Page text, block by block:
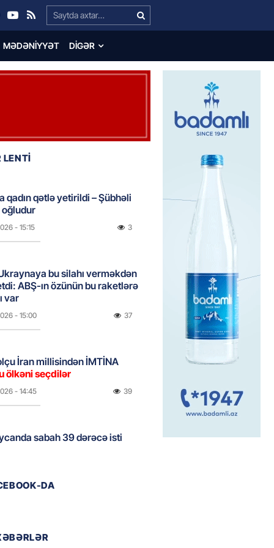
Search…
MƏDƏNIYYƏT DIGƏR
qadın qətlə yetirildi – Şübhəli
oğludur
- 15:15 3
bu silahı verməkdən
ABŞ-ın özünün bu raketlərə
var
- 15:00 37
İran millisindən İMTİNA
ölkəni seçdilər
- 14:45 39
sabah 39 dərəcə isti
- 14:28
DA